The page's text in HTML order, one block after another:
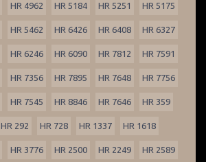
HR 4962 HR 5184 HR 5251 HR 5175
HR 5462 HR 6426 HR 6408 HR 6327
HR 6246 HR 6090 HR 7812 HR 7591
HR 7356 HR 7895 HR 7648 HR 7756
HR 7545 HR 8846 HR 7646 HR 359
HR 292 HR 728 HR 1337 HR 1618
HR 3776 HR 2500 HR 2249 HR 2589